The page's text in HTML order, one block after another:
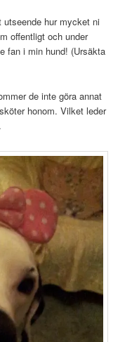
hur mycket ni
offentligt och under
fan i min hund! (Ursäkta
de inte göra annat
honom. Vilket leder